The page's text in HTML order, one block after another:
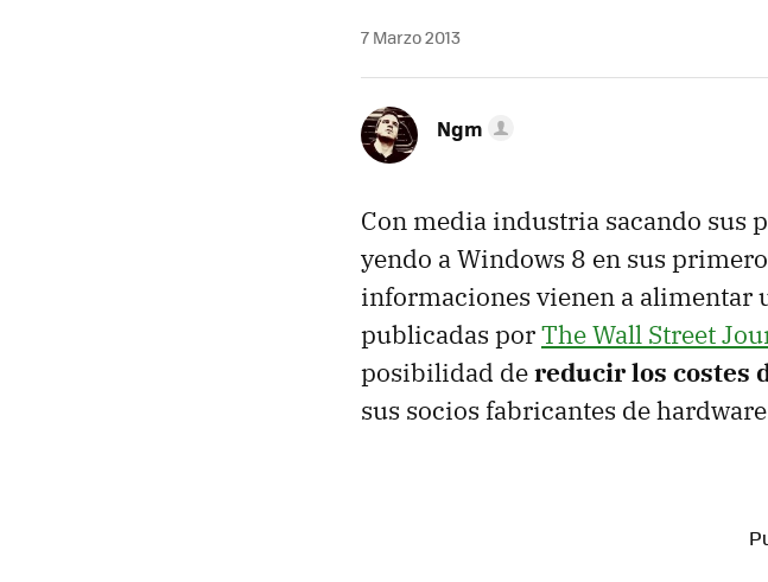
7 Marzo 2013
Ngm
Con media industria sacando sus
yendo a Windows 8 en sus
informaciones vienen a alimentar
publicadas porThe Wall Street
posibilidad dereducir los costes
sus socios fabricantes de